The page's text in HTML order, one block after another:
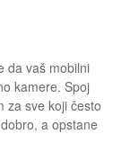
da vaš mobilni
kamere. Spoj
za sve koji često
a opstane